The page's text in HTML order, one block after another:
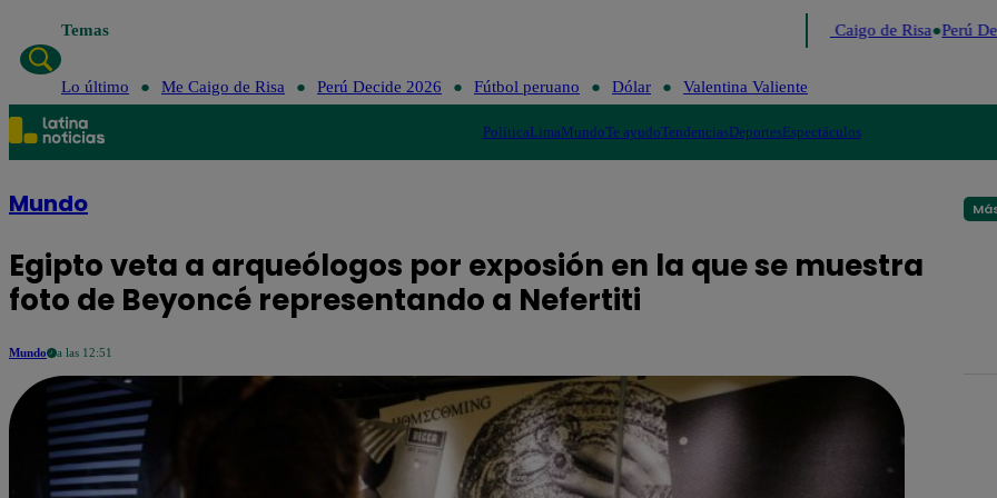
Temas Me Caigo de Risa Perú
Lo último Me Caigo de Risa Perú Decide 2026 Fútbol peruano Dólar Valentina Valiente
PolíticaLimaMundoTe ayudoTendenciasDeportesEspectáculos
Mundo
Egipto veta a arqueólogos por exposión en la que se muestra
foto de Beyoncé representando a Nefertiti
Mundo a las 12:51